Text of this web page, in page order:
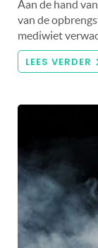
Aan de hand
van de
mediwiet
LEES VERDER